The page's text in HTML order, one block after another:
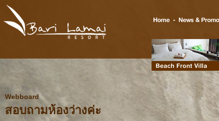
Webboard
สอบถามห้องว่างค่ะ